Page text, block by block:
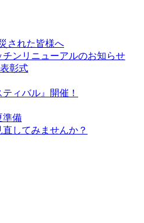
された皆様へ
チンリニューアルのお知らせ
彰式
ィバル』開催！
準備
してみませんか？